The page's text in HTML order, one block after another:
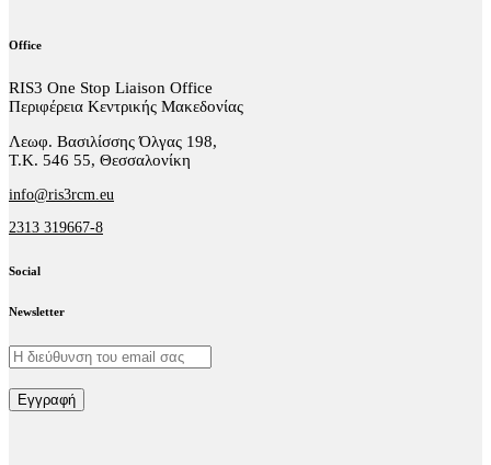
Office
RIS3 One Stop Liaison Office
Περιφέρεια Κεντρικής Μακεδονίας
Λεωφ. Βασιλίσσης Όλγας 198,
Τ.Κ. 546 55, Θεσσαλονίκη
info@ris3rcm.eu
2313 319667-8
Social
facebook-
linkedin
twitter-
Newsletter
Εγγραφή